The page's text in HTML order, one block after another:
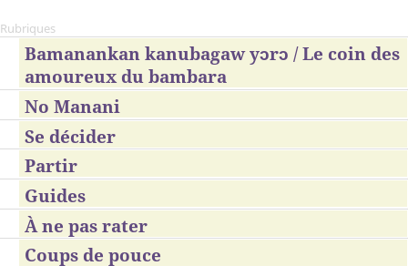
Rubriques
Bamanankan kanubagaw yɔrɔ / Le coin des
amoureux du bambara
No Manani
Se décider
Partir
Guides
À ne pas rater
Coups de pouce